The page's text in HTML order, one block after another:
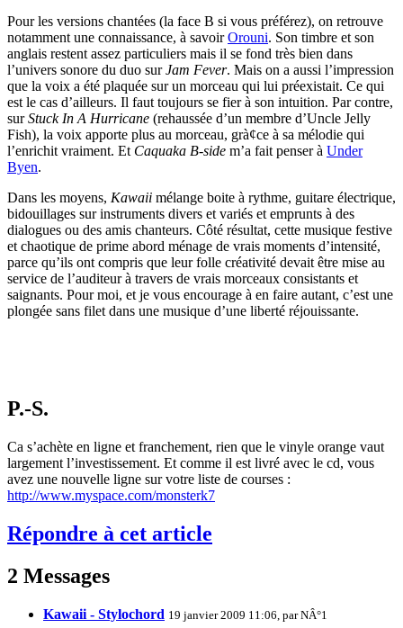
Pour les versions chantées (la face B si vous préférez), on retrouve
notamment une connaissance, à savoirOrouni. Son timbre et son
anglais restent assez particuliers mais il se fond très bien dans
l’univers sonore du duo surJam Fever. Mais on a aussi l’impression
que la voix a été plaquée sur un morceau qui lui préexistait. Ce qui
est le cas d’ailleurs. Il faut toujours se fier à son intuition. Par contre,
surStuck In A Hurricane (rehaussée d’un membre d’Uncle Jelly
Fish), la voix apporte plus au morceau, grà¢ce à sa mélodie qui
l’enrichit vraiment. Et Caquaka B-side m’a fait penser à Under
Byen.
Dans les moyens, Kawaii mélange boite à rythme, guitare électrique,
bidouillages sur instruments divers et variés et emprunts à des
dialogues ou des amis chanteurs. Côté résultat, cette musique festive
et chaotique de prime abord ménage de vrais moments d’intensité,
parce qu’ils ont compris que leur folle créativité devait être mise au
service de l’auditeur à travers de vrais morceaux consistants et
saignants. Pour moi, et je vous encourage à en faire autant, c’est une
plongée sans filet dans une musique d’une liberté réjouissante.
P.-S.
Ca s’achète en ligne et franchement, rien que le vinyle orange vaut
largement l’investissement. Et comme il est livré avec le cd, vous
avez une nouvelle ligne sur votre liste de courses :
http://www.myspace.com/monsterk7
Répondre à cet article
2 Messages
Kawaii - Stylochord 19 janvier 2009 11:06, parNÂ°1